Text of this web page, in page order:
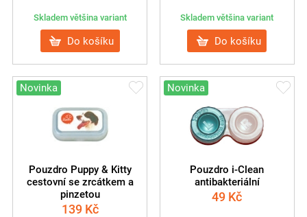
Skladem většina variant
Do košíku
Skladem většina variant
Do košíku
Novinka
Pouzdro Puppy & Kitty
cestovní se zrcátkem a
pinzetou
139Kč
Novinka
Pouzdro i-Clean
antibakteriální
49 Kč